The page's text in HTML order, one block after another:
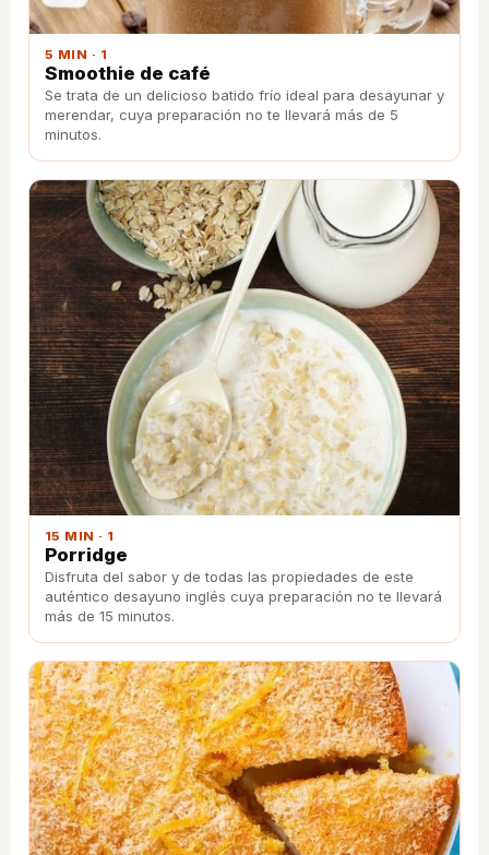
5 MIN · 1
Smoothie de café
Se trata de un delicioso batido frío ideal para desayunar y
merendar, cuya preparación no te llevará más de 5
minutos.
15 MIN · 1
Porridge
Disfruta del sabor y de todas las propiedades de este
auténtico desayuno inglés cuya preparación no te llevará
más de 15 minutos.